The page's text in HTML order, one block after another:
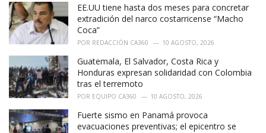
EE.UU tiene hasta dos meses para concretar
extradición del narco costarricense “Macho
Coca”
POR REDACCIÓN CA360 10 AGOSTO, 2026
Guatemala, El Salvador, Costa Rica y
Honduras expresan solidaridad con Colombia
tras el terremoto
POR EQUIPO CA360 10 AGOSTO, 2026
Fuerte sismo en Panamá provoca
evacuaciones preventivas; el epicentro se